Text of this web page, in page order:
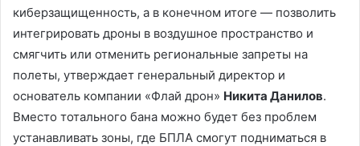
киберзащищенность, а в конечном итоге — позволить
интегрировать дроны в воздушное пространство и
смягчить или отменить региональные запреты на
полеты, утверждает генеральный директор и
основатель компании «Флай дрон» Никита Данилов.
Вместо тотального бана можно будет без проблем
устанавливать зоны, где БПЛА смогут подниматься в